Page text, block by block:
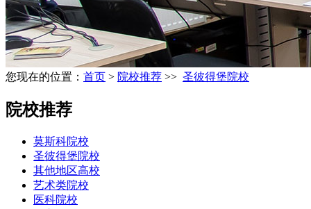
您现在的位置： 首页 > 院校推荐 >> 圣彼得堡院校
院校推荐
莫斯科院校
圣彼得堡院校
其他地区高校
艺术类院校
医科院校